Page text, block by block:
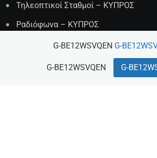
Τηλεοπτικοί Σταθμοί – ΚΥΠΡΟΣ
Ραδιόφωνα – ΚΥΠΡΟΣ
Διαφήμιση
G-BE12WSVQEN G-
G-BE12WSVQEN G-